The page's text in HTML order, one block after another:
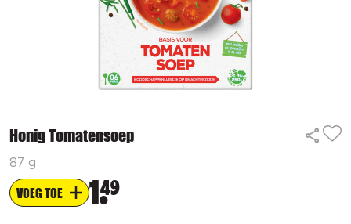
Honig Tomatensoep
87 g
VOEG TOE 1 49